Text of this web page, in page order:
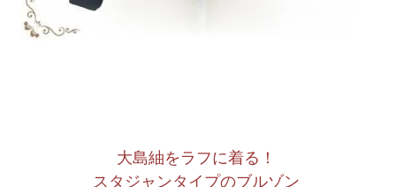
大島紬をラフに着る！
スタジャンタイプのブルゾン